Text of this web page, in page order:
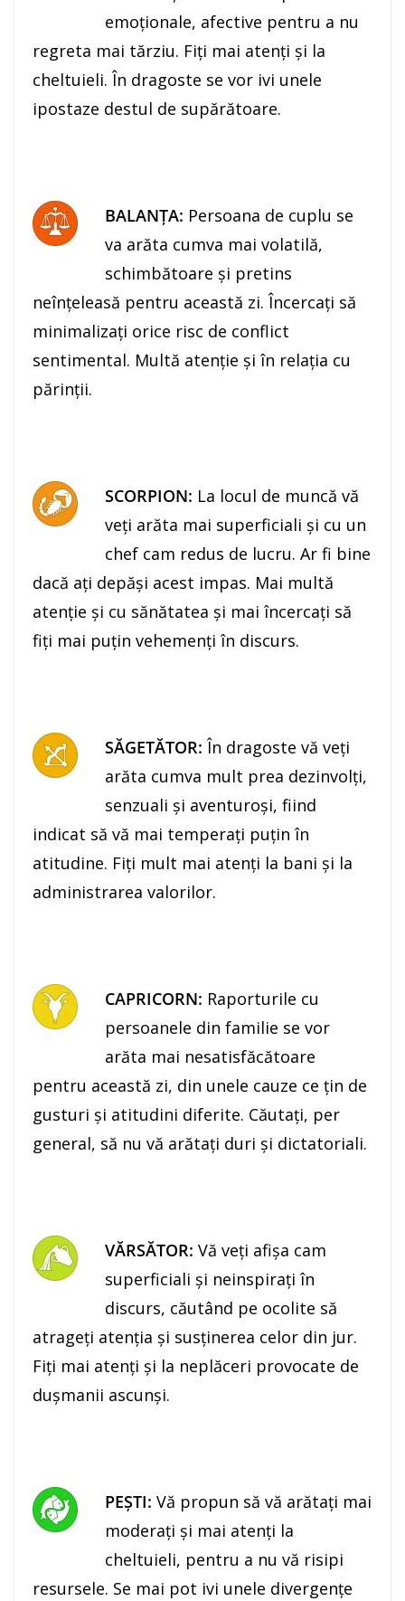
emoţionale, afective pentru a nu
regreta mai tărziu. Fiţi mai atenţi şi la
cheltuieli. În dragoste se vor ivi unele
ipostaze destul de supărătoare.
BALANŢA: Persoana de cuplu se
va arăta cumva mai volatilă,
schimbătoare şi pretins
neînţeleasă pentru această zi. Încercaţi să
minimalizaţi orice risc de conflict
sentimental. Multă atenţie şi în relaţia cu
părinţii.
SCORPION: La locul de muncă vă
veţi arăta mai superficiali şi cu un
chef cam redus de lucru. Ar fi bine
dacă aţi depăşi acest impas. Mai multă
atenţie şi cu sănătatea şi mai încercaţi să
fiţi mai puţin vehemenţi în discurs.
SĂGETĂTOR: În dragoste vă veţi
arăta cumva mult prea dezinvolţi,
senzuali şi aventuroşi, fiind
indicat să vă mai temperaţi puţin în
atitudine. Fiţi mult mai atenţi la bani şi la
administrarea valorilor.
CAPRICORN: Raporturile cu
persoanele din familie se vor
arăta mai nesatisfăcătoare
pentru această zi, din unele cauze ce ţin de
gusturi şi atitudini diferite. Căutaţi, per
general, să nu vă arătaţi duri şi dictatoriali.
VĂRSĂTOR: Vă veţi afişa cam
superficiali şi neinspiraţi în
discurs, căutând pe ocolite să
atrageţi atenţia şi susţinerea celor din jur.
Fiţi mai atenţi şi la neplăceri provocate de
duşmanii ascunşi.
PEŞTI: Vă propun să vă arătaţi mai
moderaţi şi mai atenţi la
cheltuieli, pentru a nu vă risipi
resursele. Se mai pot ivi unele divergenţe